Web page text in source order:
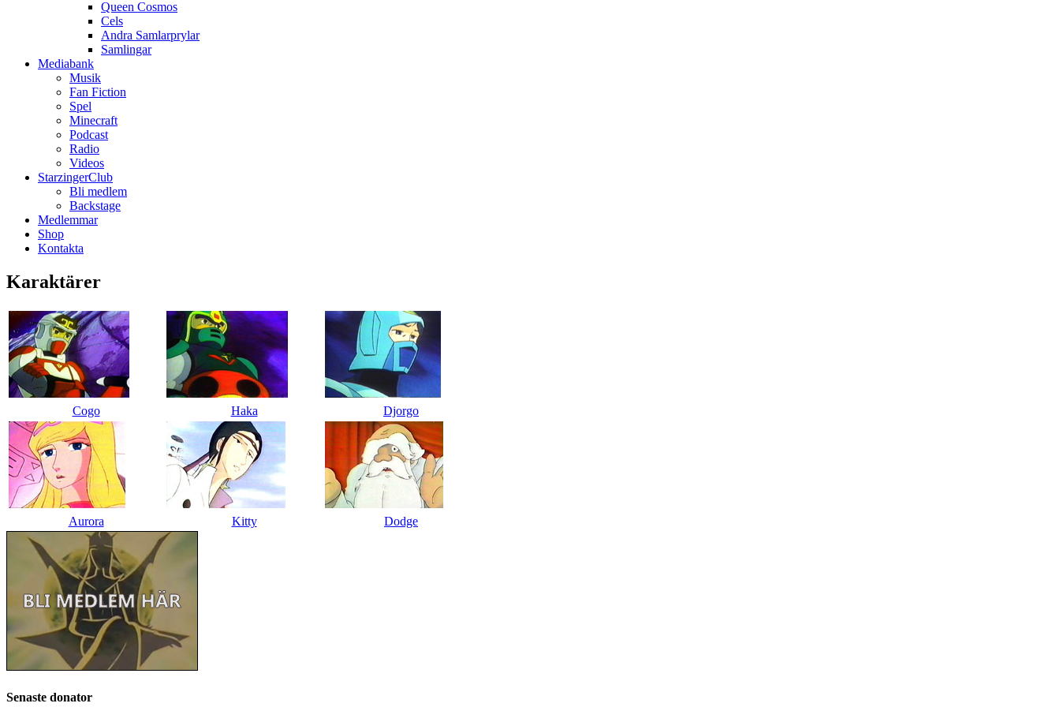
Queen Cosmos
Cels
Andra Samlarprylar
Samlingar
Mediabank
Musik
Fan Fiction
Spel
Minecraft
Podcast
Radio
Videos
StarzingerClub
Bli medlem
Backstage
Medlemmar
Shop
Kontakta
Karaktärer
Cogo Haka Djorgo
Aurora Kitty Dodge
Senaste donator